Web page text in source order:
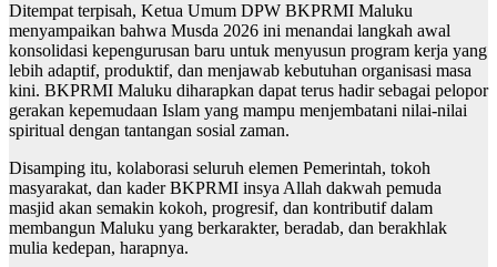
Ditempat terpisah, Ketua Umum DPW BKPRMI Maluku
menyampaikan bahwa Musda 2026 ini menandai langkah awal
konsolidasi kepengurusan baru untuk menyusun program kerja yang
lebih adaptif, produktif, dan menjawab kebutuhan organisasi masa
kini. BKPRMI Maluku diharapkan dapat terus hadir sebagai pelopor
gerakan kepemudaan Islam yang mampu menjembatani nilai-nilai
spiritual dengan tantangan sosial zaman.
Disamping itu, kolaborasi seluruh elemen Pemerintah, tokoh
masyarakat, dan kader BKPRMI insya Allah dakwah pemuda
masjid akan semakin kokoh, progresif, dan kontributif dalam
membangun Maluku yang berkarakter, beradab, dan berakhlak
mulia kedepan, harapnya.